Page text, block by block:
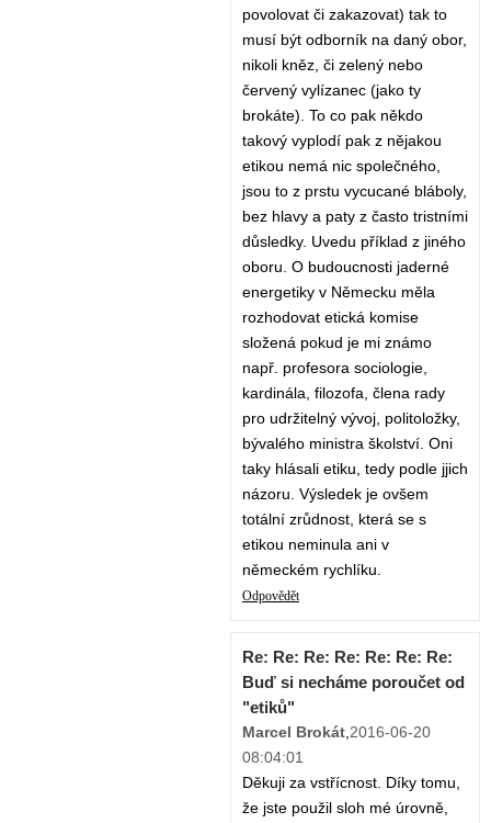
povolovat či zakazovat) tak to
musí být odborník na daný obor,
nikoli kněz, či zelený nebo
červený vylízanec (jako ty
brokáte). To co pak někdo
takový vyplodí pak z nějakou
etikou nemá nic společného,
jsou to z prstu vycucané bláboly,
bez hlavy a paty z často tristními
důsledky. Uvedu příklad z jiného
oboru. O budoucnosti jaderné
energetiky v Německu měla
rozhodovat etická komise
složená pokud je mi známo
např. profesora sociologie,
kardinála, filozofa, člena rady
pro udržitelný vývoj, politoložky,
bývalého ministra školství. Oni
taky hlásali etiku, tedy podle jjich
názoru. Výsledek je ovšem
totální zrůdnost, která se s
etikou neminula ani v
německém rychlíku.
Odpovědět
Re: Re: Re: Re: Re: Re: Re:
Buď si necháme poroučet od
"etiků"
Marcel Brokát,2016-06-20
08:04:01
Děkuji za vstřícnost. Díky tomu,
že jste použil sloh mé úrovně,